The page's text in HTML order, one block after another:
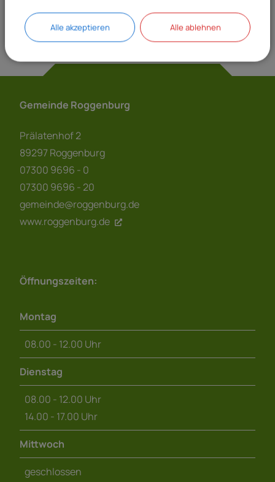
Gemeinde Roggenburg
Prälatenhof 2
89297 Roggenburg
07300 9696 - 0
07300 9696 - 20
gemeinde@roggenburg.de
www.roggenburg.de
Öffnungszeiten:
Montag
08.00 - 12.00 Uhr
Dienstag
08.00 - 12.00 Uhr
14.00 - 17.00 Uhr
Mittwoch
geschlossen
Alle akzeptieren Alle ablehnen